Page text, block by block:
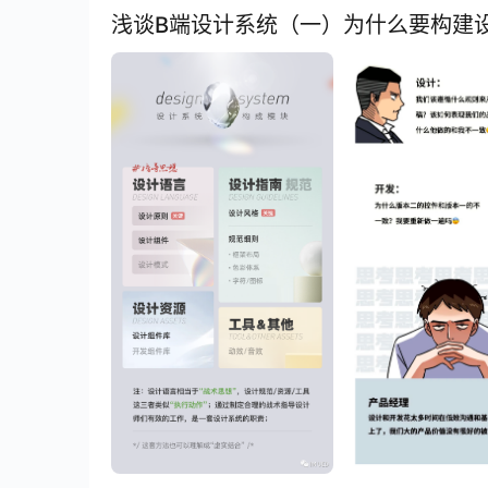
浅谈B端设计系统（一）为什么要构建